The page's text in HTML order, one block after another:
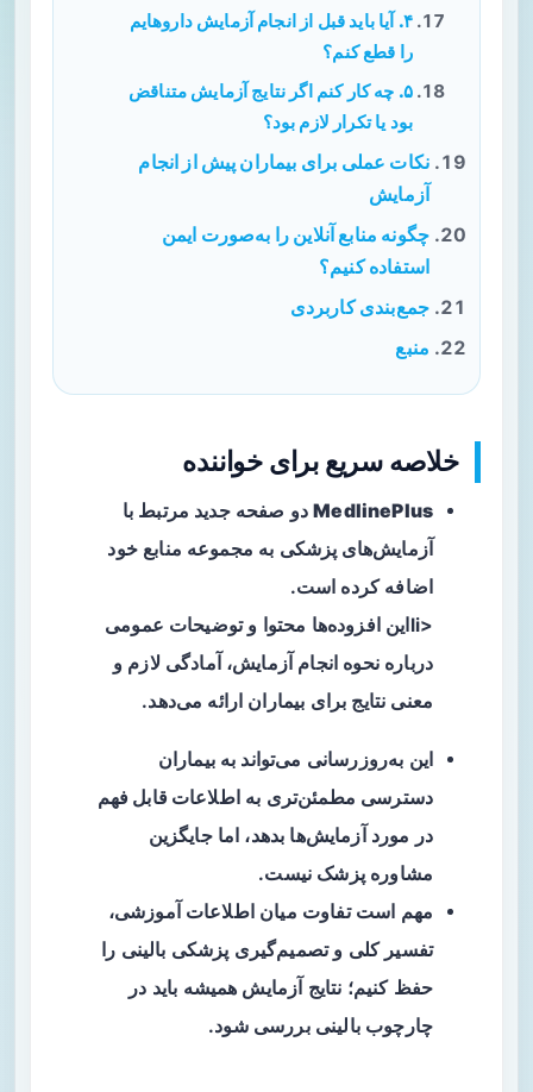
۴. آیا باید قبل از انجام آزمایش داروهایم
را قطع کنم؟
۵. چه کار کنم اگر نتایج آزمایش متناقض
بود یا تکرار لازم بود؟
نکات عملی برای بیماران پیش از انجام
آزمایش
چگونه منابع آنلاین را به‌صورت ایمن
استفاده کنیم؟
جمع‌بندی کاربردی
منبع
خلاصه سریع برای خواننده
MedlinePlusدو صفحه جدید مرتبط با
آزمایش‌های پزشکی به مجموعه منابع خود
اضافه کرده است.
<liاین افزوده‌ها محتوا و توضیحات عمومی
درباره نحوه انجام آزمایش، آمادگی لازم و
معنی نتایج برای بیماران ارائه می‌دهد.
این به‌روزرسانی می‌تواند به بیماران
دسترسی مطمئن‌تری بهاطلاعات قابل فهم
در مورد آزمایش‌ها بدهد، اما جایگزین
مشاوره پزشک نیست.
مهم است تفاوت میان اطلاعات آموزشی،
تفسیر کلی و تصمیم‌گیری پزشکی بالینی را
حفظ کنیم؛ نتایج آزمایش همیشه باید در
چارچوب بالینی بررسی شود.